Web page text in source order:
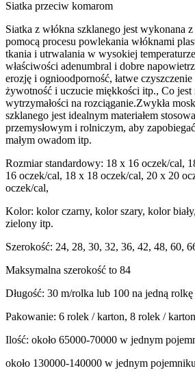
Siatka przeciw komarom
Siatka z włókna szklanego jest wykonana
pomocą procesu powlekania włóknami
tkania i utrwalania w wysokiej
właściwości adenumbral i dobre
erozję i ognioodporność, łatwe czyszczenie
żywotność i uczucie miękkości itp., Co
wytrzymałości na rozciąganie.Zwykła
szklanego jest idealnym materiałem
przemysłowym i rolniczym, aby
małym owadom itp.
Rozmiar standardowy: 18 x 16 oczek/cal,
16 oczek/cal, 18 x 18 oczek/cal, 20 x 20
oczek/cal,
Kolor: kolor czarny, kolor szary, kolor
zielony itp.
Szerokość: 24, 28, 30, 32, 36, 42, 48, 60,
Maksymalna szerokość to 84
Długość: 30 m/rolka lub 100 na jedną
Pakowanie: 6 rolek / karton, 8 rolek /
Ilość: około 65000-70000 w jednym
około 130000-140000 w jednym